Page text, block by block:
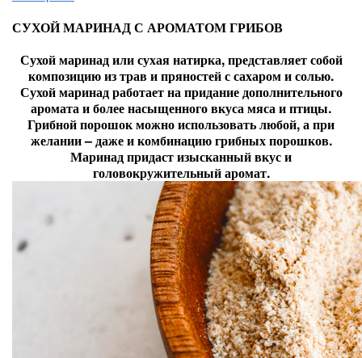
СУХОЙ МАРИНАД С АРОМАТОМ ГРИБОВ
Сухой маринад или сухая натирка, представляет собой
композицию из трав и пряностей с сахаром и солью.
Сухой маринад работает на придание дополнительного
аромата и более насыщенного вкуса мяса и птицы.
Грибной порошок можно использовать любой, а при
желании – даже и комбинацию грибных порошков.
Маринад придаст изысканный вкус и
головокружительный аромат.